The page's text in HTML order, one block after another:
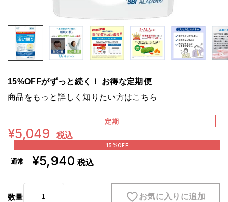
15%OFFがずっと続く！ お得な定期便
商品をもっと詳しく知りたい方はこちら
定期
¥5,049 税込
15%OFF
通常 ¥5,940 税込
数量 お気に入りに追加